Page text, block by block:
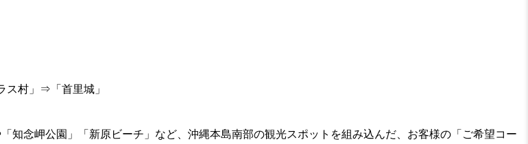
村」⇒「首里城」
知念岬公園」「新原ビーチ」など、沖縄本島南部の観光スポットを組み込んだ、お客様の「ご希望コー